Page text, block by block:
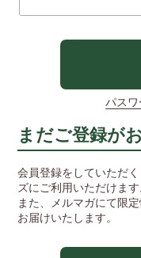
須)
パスワ
まだご登録が
会員登録をしていただ
ズにご利用いただけます
また、メルマガにて限
お届けいたします。